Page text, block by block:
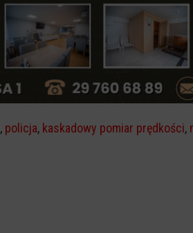
, policja, kaskadowy pomiar prędkości,